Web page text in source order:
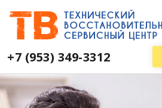
+7 (953) 349-3312